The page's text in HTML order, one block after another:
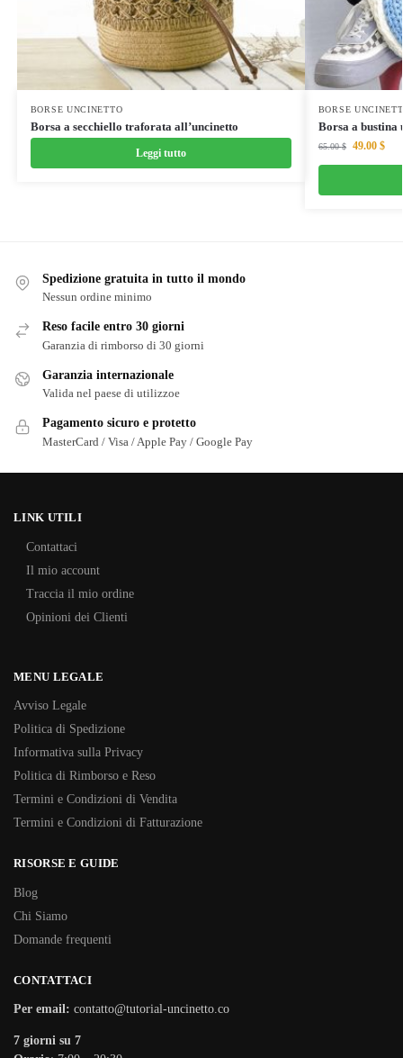
BORSE UNCINETTO
Borsa a secchiello traforata all’uncinetto
Leggi tutto
BORSE
Borsa a bustina
65.00$ 49.00 $
Spedizione gratuita in tutto il mondo
Nessun ordine minimo
Reso facile entro 30 giorni
Garanzia di rimborso di 30 giorni
Garanzia internazionale
Valida nel paese di utilizzoe
Pagamento sicuro e protetto
MasterCard / Visa / Apple Pay / Google Pay
LINK UTILI
Contattaci
Il mio account
Traccia il mio ordine
Opinioni dei Clienti
MENU LEGALE
Avviso Legale
Politica di Spedizione
Informativa sulla Privacy
Politica di Rimborso e Reso
Termini e Condizioni di Vendita
Termini e Condizioni di Fatturazione
RISORSE E GUIDE
Blog
Chi Siamo
Domande frequenti
CONTATTACI
Per email: contatto@tutorial-uncinetto.co
7 giorni su 7